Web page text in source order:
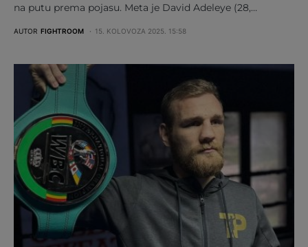
na putu prema pojasu. Meta je David Adeleye (28,…
AUTOR FIGHTROOM 15. KOLOVOZA 2025. 15:58